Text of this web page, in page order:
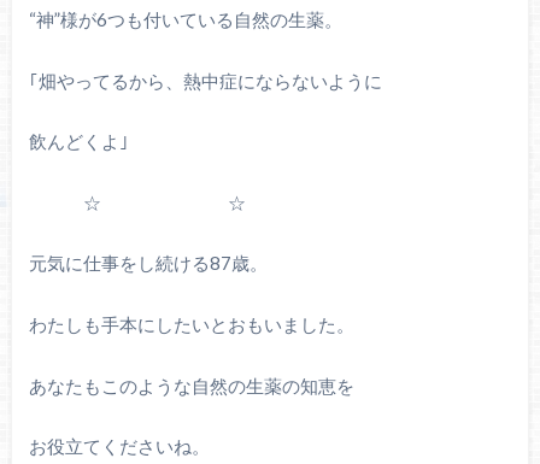
“神”様が6つも付いている自然の生薬。
｢畑やってるから、熱中症にならないように
飲んどくよ｣
☆ ☆
元気に仕事をし続ける87歳。
わたしも手本にしたいとおもいました。
あなたもこのような自然の生薬の知恵を
お役立てくださいね。